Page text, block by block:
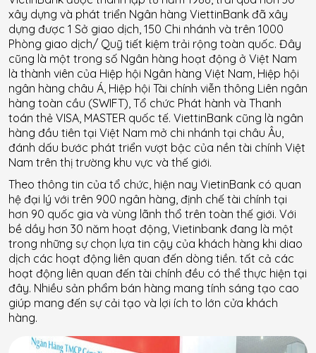
xây dựng và phát triển Ngân hàng ViettinBank đã xây
dựng được 1 Sở giao dịch, 150 Chi nhánh và trên 1000
Phòng giao dịch/ Quỹ tiết kiệm trải rộng toàn quốc. Đây
cũng là một trong số Ngân hàng hoạt động ở Việt Nam
là thành viên của Hiệp hội Ngân hàng Việt Nam, Hiệp hội
ngân hàng châu Á, Hiệp hội Tài chính viễn thông Liên ngân
hàng toàn cầu (SWIFT), Tổ chức Phát hành và Thanh
toán thẻ VISA, MASTER quốc tế. ViettinBank cũng là ngân
hàng đầu tiên tại Việt Nam mở chi nhánh tại châu Âu,
đánh dấu bước phát triển vượt bậc của nền tài chính Việt
Nam trên thị trường khu vực và thế giới.
Theo thông tin của tổ chức, hiện nay VietinBank có quan
hệ đại lý với trên 900 ngân hàng, định chế tài chính tại
hơn 90 quốc gia và vùng lãnh thổ trên toàn thế giới. Với
bề dầy hơn 30 năm hoạt động, Vietinbank đang là một
trong những sự chọn lựa tin cậy của khách hàng khi diao
dịch các hoạt động liên quan đến dòng tiền. tất cả các
hoạt động liên quan đến tài chính đều có thể thực hiện tại
đây. Nhiều sản phẩm bán hàng mang tính sáng tạo cao
giúp mang đến sự cải tạo và lợi ích to lớn cửa khách
hàng.